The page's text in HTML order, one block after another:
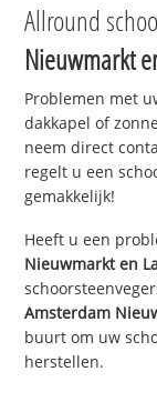
Allround
Nieuwmarkt
Problemen met
dakkapel of
neem direct
regelt u een
gemakkelijk!
Heeft u een
Nieuwmarkt en
Amsterdam
buurt om uw
herstellen.